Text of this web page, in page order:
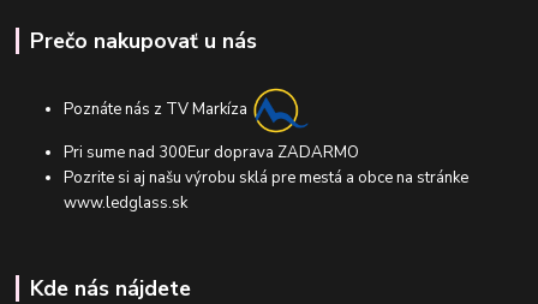
Prečo nakupovať u nás
Poznáte nás z TV Markíza
Pri sume nad 300Eur doprava ZADARMO
Pozrite si aj našu výrobu sklá pre mestá a obce na stránke
www.ledglass.sk
Kde nás nájdete